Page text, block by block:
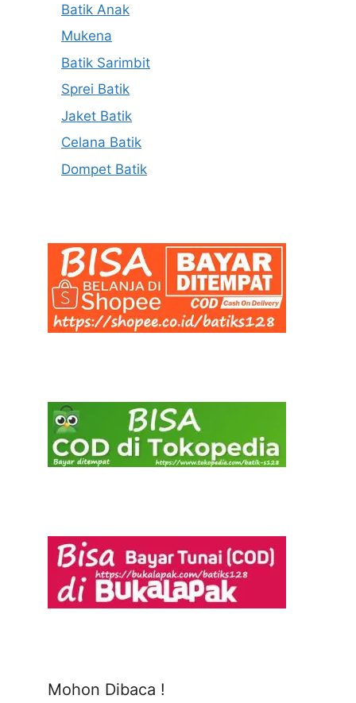
Batik Anak
Mukena
Batik Sarimbit
Sprei Batik
Jaket Batik
Celana Batik
Dompet Batik
Mohon Dibaca !